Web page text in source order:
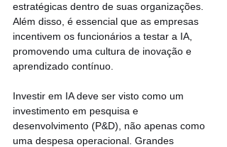
estratégicas dentro de suas organizações.
Além disso, é essencial que as empresas
incentivem os funcionários a testar a IA,
promovendo uma cultura de inovação e
aprendizado contínuo.
Investir em IA deve ser visto como um
investimento em pesquisa e
desenvolvimento (P&D), não apenas como
uma despesa operacional. Grandes